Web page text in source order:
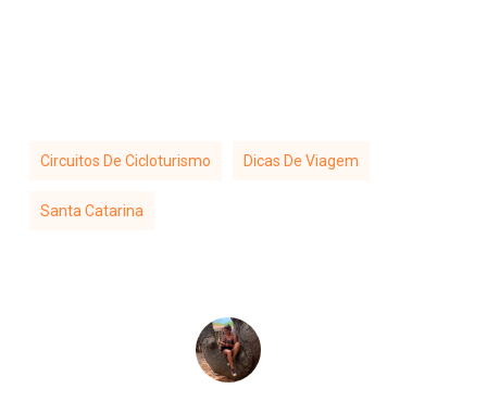
Circuitos De Cicloturismo Dicas De Viagem
Santa Catarina